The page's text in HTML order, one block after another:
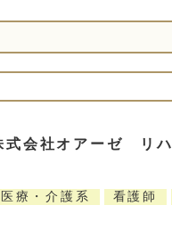
会社オアーゼ リハ
医療・介護系 看護師